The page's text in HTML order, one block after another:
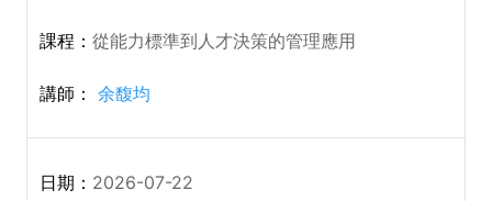
從能力標準到人才決策的管理應用
余馥均
2026-07-22